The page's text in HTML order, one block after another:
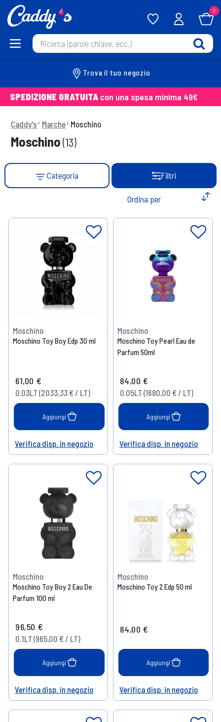
0
Trova il tuo negozio
SPEDIZIONE GRATUITA con una spesa minima 49€
Caddy's Marche Moschino
Moschino(13)
Categoria Filtri
Moschino
Moschino Toy Boy Edp 30 ml
61,00 €
0.03LT (2033,33 € / LT)
Aggiungi
Help
Verifica disp. in negozio
Moschino
Moschino Toy Pearl Eau de
Parfum 50ml
84,00 €
0.05LT (1680,00 € / LT)
Aggiungi
Help
Verifica disp. in negozio
Moschino
Moschino Toy Boy 2 Eau De
Parfum 100 ml
96,50 €
0.1LT (965,00 € / LT)
Aggiungi
Help
Verifica disp. in negozio
Moschino
Moschino Toy 2 Edp 50 ml
84,00 €
Aggiungi
Help
Verifica disp. in negozio